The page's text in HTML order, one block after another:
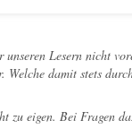
Lesern nicht
damit stets
eigen. Bei Fragen